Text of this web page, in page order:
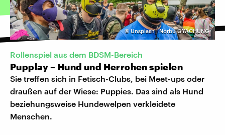
©Unsplash | Norbu GYACHUNG
Rollenspiel aus dem BDSM-Bereich
Pupplay – Hund und Herrchen spielen
Sie treffen sich in Fetisch-Clubs, bei Meet-ups oder
draußen auf der Wiese: Puppies. Das sind als Hund
beziehungsweise Hundewelpen verkleidete
Menschen.